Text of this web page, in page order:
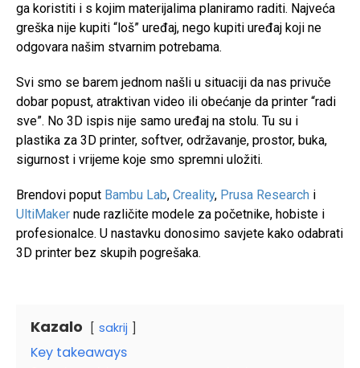
ga koristiti i s kojim materijalima planiramo raditi. Najveća
greška nije kupiti “loš” uređaj, nego kupiti uređaj koji ne
odgovara našim stvarnim potrebama.
Svi smo se barem jednom našli u situaciji da nas privuče
dobar popust, atraktivan video ili obećanje da printer “radi
sve”. No 3D ispis nije samo uređaj na stolu. Tu su i
plastika za 3D printer, softver, održavanje, prostor, buka,
sigurnost i vrijeme koje smo spremni uložiti.
Brendovi poput Bambu Lab, Creality, Prusa Research i
UltiMaker nude različite modele za početnike, hobiste i
profesionalce. U nastavku donosimo savjete kako odabrati
3D printer bez skupih pogrešaka.
Kazalo sakrij
Key takeaways